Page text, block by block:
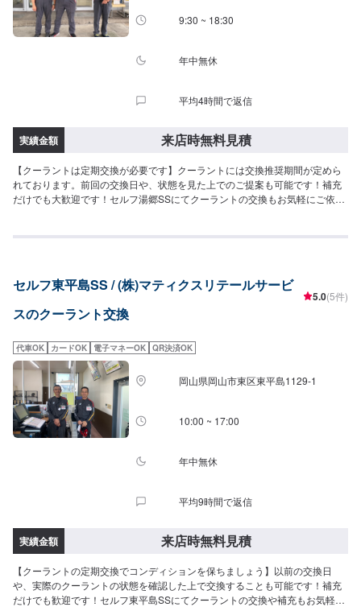
9:30 ~ 18:30
年中無休
平均4時間で返信
実績金額 来店時無料見積
【クーラントは定期交換が必要です】クーラントには交換推奨期間が定めら
れております。前回の交換日や、状態を見た上でのご提案も可能です！補充
だけでも大歓迎です！セルフ湯郷SSにてクーラントの交換もお気軽にご依頼
すので、気になる方はまずご予約の上ご来店くださいませ！
セルフ東平島SS / (株)マティクスリテールサービ
スのクーラント交換
5.0(5件)
代車OK カードOK 電子マネーOK QR決済OK
岡山県岡山市東区東平島1129-1
10:00 ~ 17:00
年中無休
平均9時間で返信
実績金額 来店時無料見積
【クーラントの定期交換でコンディションを保ちましょう】以前の交換日
や、実際のクーラントの状態を確認した上で交換することも可能です！補充
だけでも歓迎です！セルフ東平島SSにてクーラントの交換や補充もお気軽に